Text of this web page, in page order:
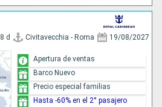
8 d Civitavecchia - Roma 19/08/2027
Apertura de ventas
Barco Nuevo
Precio especial familias
Hasta -60% en el 2° pasajero